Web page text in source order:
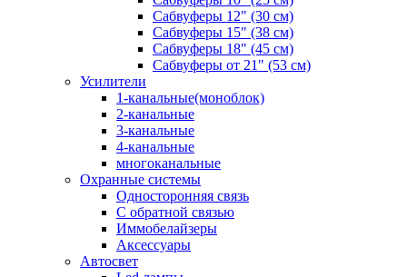
Сабвуферы 12" (30 см)
Сабвуферы 15" (38 см)
Сабвуферы 18" (45 см)
Сабвуферы от 21" (53 см)
Усилители
1-канальные(моноблок)
2-канальные
3-канальные
4-канальные
многоканальные
Охранные системы
Односторонняя связь
С обратной связью
Иммобелайзеры
Аксессуары
Автосвет